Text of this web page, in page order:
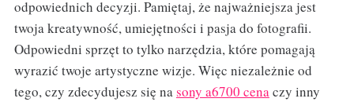
odpowiednich decyzji. Pamiętaj, że najważniejsza jest
twoja kreatywność, umiejętności i pasja do fotografii.
Odpowiedni sprzęt to tylko narzędzia, które pomagają
wyrazić twoje artystyczne wizje. Więc niezależnie od
tego, czy zdecydujesz się nasony a6700 cenaczy inny